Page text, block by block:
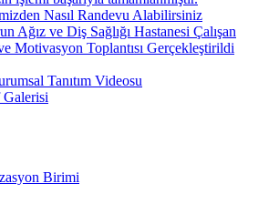
Nasıl Randevu Alabilirsiniz
Ağız ve Diş Sağlığı Hastanesi Çalışan
Motivasyon Toplantısı Gerçekleştirildi
Tanıtım Videosu
Birimi